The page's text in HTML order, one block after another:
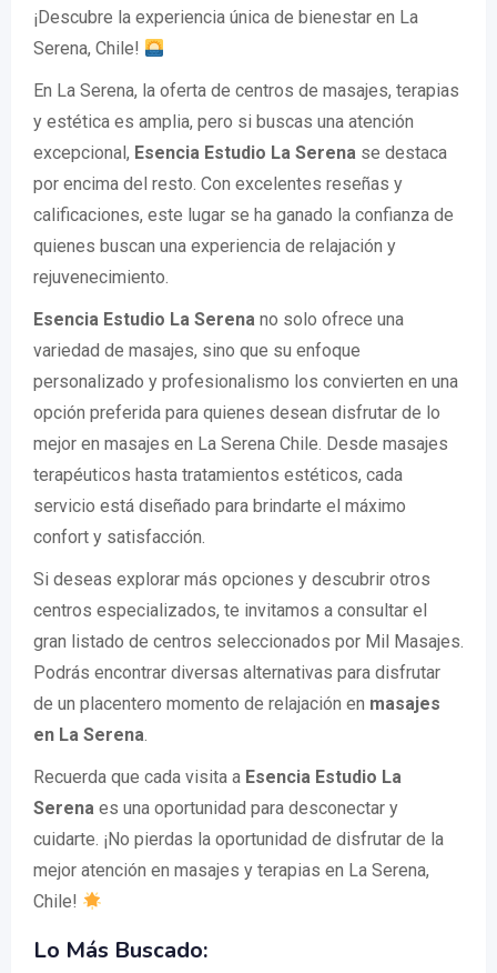
¡Descubre la experiencia única de bienestar en La
Serena, Chile!
En La Serena, la oferta de centros de masajes, terapias
y estética es amplia, pero si buscas una atención
excepcional, Esencia Estudio La Serena se destaca
por encima del resto. Con excelentes reseñas y
calificaciones, este lugar se ha ganado la confianza de
quienes buscan una experiencia de relajación y
rejuvenecimiento.
Esencia Estudio La Serena no solo ofrece una
variedad de masajes, sino que su enfoque
personalizado y profesionalismo los convierten en una
opción preferida para quienes desean disfrutar de lo
mejor en masajes en La Serena Chile. Desde masajes
terapéuticos hasta tratamientos estéticos, cada
servicio está diseñado para brindarte el máximo
confort y satisfacción.
Si deseas explorar más opciones y descubrir otros
centros especializados, te invitamos a consultar el
gran listado de centros seleccionados por Mil Masajes.
Podrás encontrar diversas alternativas para disfrutar
de un placentero momento de relajación en masajes
en La Serena.
Recuerda que cada visita a Esencia Estudio La
Serena es una oportunidad para desconectar y
cuidarte. ¡No pierdas la oportunidad de disfrutar de la
mejor atención en masajes y terapias en La Serena,
Chile!
Lo Más Buscado: